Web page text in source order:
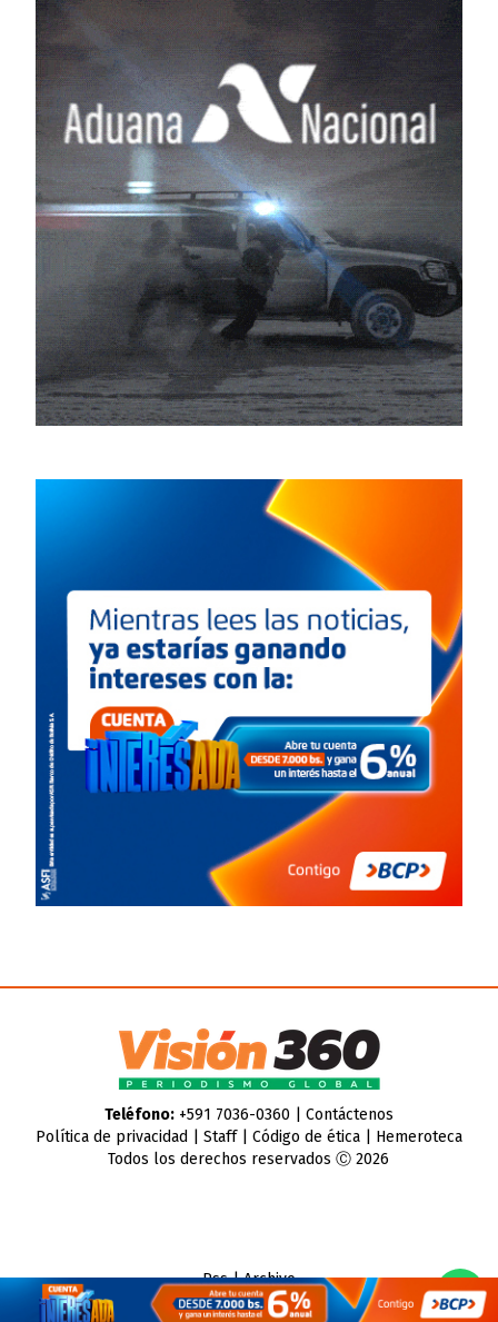
Teléfono:+591 7036-0360 | Contáctenos
Política de privacidad
Staff| Código de ética| Hemeroteca
Todos los derechos reservados Ⓒ 2026
Rss|Archivo
CMS para mediosbyTroop